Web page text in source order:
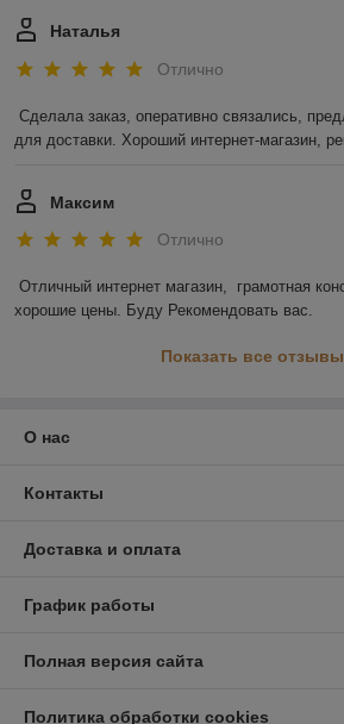
Наталья
Отлично
Сделала заказ, оперативно связались,
для доставки. Хороший интернет-магазин,
Максим
Отлично
Отличный интернет магазин,  грамотная
хорошие цены. Буду Рекомендовать вас.
Показать все отзывы
О нас
Контакты
Доставка и оплата
График работы
Полная версия сайта
Политика обработки cookies